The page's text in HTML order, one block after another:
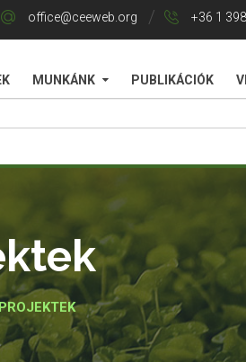
office@ceeweb.org +36 1
MUNKÁNK PUBLIKÁCIÓK